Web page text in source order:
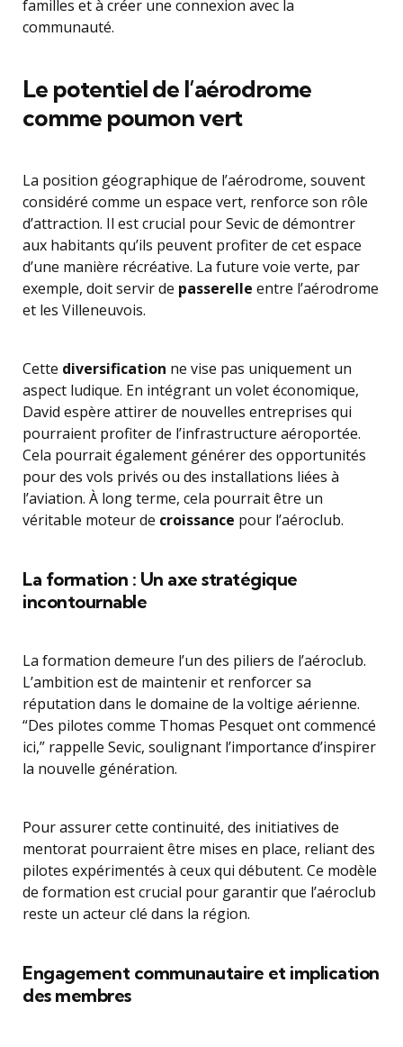
familles et à créer une connexion avec la
communauté.
Le potentiel de l’aérodrome
comme poumon vert
La position géographique de l’aérodrome, souvent
considéré comme un espace vert, renforce son rôle
d’attraction. Il est crucial pour Sevic de démontrer
aux habitants qu’ils peuvent profiter de cet espace
d’une manière récréative. La future voie verte, par
exemple, doit servir de passerelle entre l’aérodrome
et les Villeneuvois.
Cette diversification ne vise pas uniquement un
aspect ludique. En intégrant un volet économique,
David espère attirer de nouvelles entreprises qui
pourraient profiter de l’infrastructure aéroportée.
Cela pourrait également générer des opportunités
pour des vols privés ou des installations liées à
l’aviation. À long terme, cela pourrait être un
véritable moteur de croissance pour l’aéroclub.
La formation : Un axe stratégique
incontournable
La formation demeure l’un des piliers de l’aéroclub.
L’ambition est de maintenir et renforcer sa
réputation dans le domaine de la voltige aérienne.
“Des pilotes comme Thomas Pesquet ont commencé
ici,” rappelle Sevic, soulignant l’importance d’inspirer
la nouvelle génération.
Pour assurer cette continuité, des initiatives de
mentorat pourraient être mises en place, reliant des
pilotes expérimentés à ceux qui débutent. Ce modèle
de formation est crucial pour garantir que l’aéroclub
reste un acteur clé dans la région.
Engagement communautaire et implication
des membres